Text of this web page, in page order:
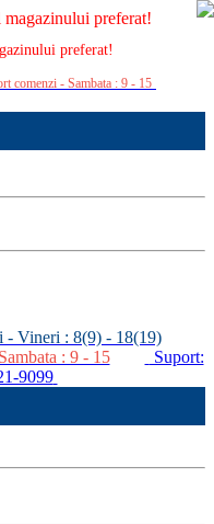
preferat!
preferat!
comenzi - Sambata : 9 - 15
- Vineri : 8(9) - 18(19)
: 9 - 15
Suport:
9099